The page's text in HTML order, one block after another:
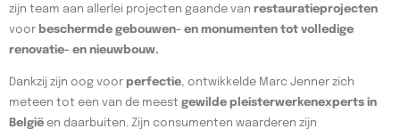
zijn team aan allerlei projecten gaande van restauratieprojecten
voor beschermde gebouwen- en monumenten tot volledige
renovatie- en nieuwbouw.
Dankzij zijn oog voor perfectie, ontwikkelde Marc Jenner zich
meteen tot een van de meest gewilde pleisterwerkenexperts in
België en daarbuiten. Zijn consumenten waarderen zijn